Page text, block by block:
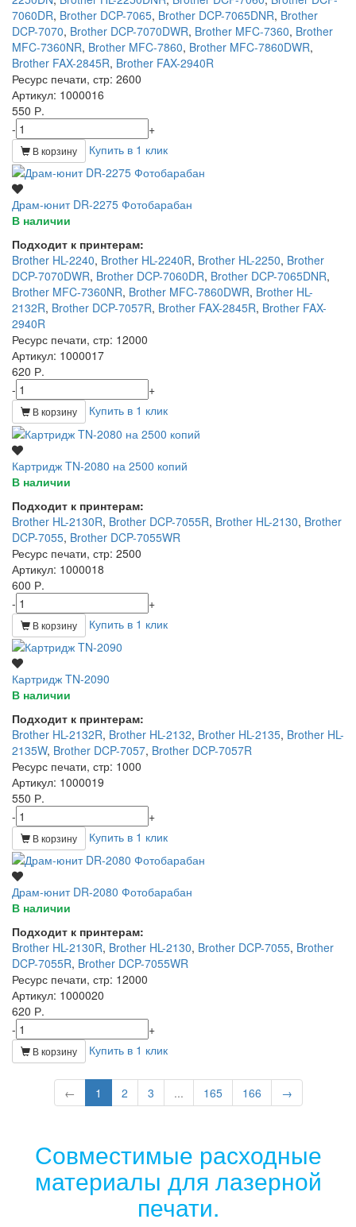
7060DR, Brother DCP-7065, Brother DCP-7065DNR, Brother
DCP-7070, Brother DCP-7070DWR, Brother MFC-7360, Brother
MFC-7360NR, Brother MFC-7860, Brother MFC-7860DWR,
Brother FAX-2845R, Brother FAX-2940R
Ресурс печати, стр: 2600
Артикул: 1000016
550 Р.
-
+
В корзину Купить в 1 клик
Драм-юнит DR-2275 Фотобарабан
В наличии
Подходит к принтерам:
Brother HL-2240, Brother HL-2240R, Brother HL-2250, Brother
DCP-7070DWR, Brother DCP-7060DR, Brother DCP-7065DNR,
Brother MFC-7360NR, Brother MFC-7860DWR, Brother HL-
2132R, Brother DCP-7057R, Brother FAX-2845R, Brother FAX-
2940R
Ресурс печати, стр: 12000
Артикул: 1000017
620 Р.
-
+
В корзину Купить в 1 клик
Картридж TN-2080 на 2500 копий
В наличии
Подходит к принтерам:
Brother HL-2130R, Brother DCP-7055R, Brother HL-2130, Brother
DCP-7055, Brother DCP-7055WR
Ресурс печати, стр: 2500
Артикул: 1000018
600 Р.
-
+
В корзину Купить в 1 клик
Картридж TN-2090
В наличии
Подходит к принтерам:
Brother HL-2132R, Brother HL-2132, Brother HL-2135, Brother HL-
2135W, Brother DCP-7057, Brother DCP-7057R
Ресурс печати, стр: 1000
Артикул: 1000019
550 Р.
-
+
В корзину Купить в 1 клик
Драм-юнит DR-2080 Фотобарабан
В наличии
Подходит к принтерам:
Brother HL-2130R, Brother HL-2130, Brother DCP-7055, Brother
DCP-7055R, Brother DCP-7055WR
Ресурс печати, стр: 12000
Артикул: 1000020
620 Р.
-
+
В корзину Купить в 1 клик
← 1 2 3 ... 165 166 →
Совместимые расходные
материалы для лазерной
печати.